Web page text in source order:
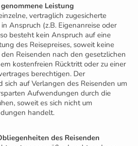
Leistung
vertraglich zugesicherte
Anspruch (z.B. Eigenanreise oder
besteht kein Anspruch auf eine
des Reisepreises, soweit keine
Reisenden nach den gesetzlichen
kostenfreien Rücktritt oder zu einer
berechtigen. Der
sich auf Verlangen des Reisenden um
Aufwendungen durch die
soweit es sich nicht um
handelt.
des Reisenden